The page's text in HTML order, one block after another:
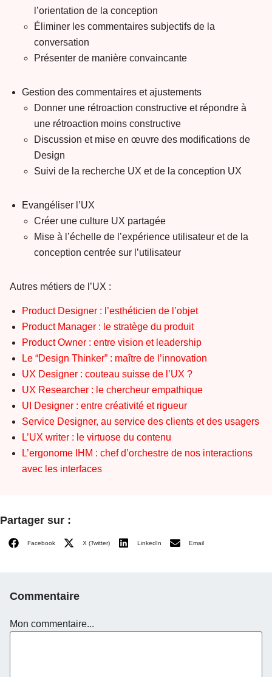
l’orientation de la conception
Éliminer les commentaires subjectifs de la
conversation
Présenter de manière convaincante
Gestion des commentaires et ajustements
Donner une rétroaction constructive et répondre à
une rétroaction moins constructive
Discussion et mise en œuvre des modifications de
Design
Suivi de la recherche UX et de la conception UX
Evangéliser l’UX
Créer une culture UX partagée
Mise à l’échelle de l’expérience utilisateur et de la
conception centrée sur l’utilisateur
Autres métiers de l’UX :
Product Designer : l’esthéticien de l’objet
Product Manager : le stratège du produit
Product Owner : entre vision et leadership
Le “Design Thinker” : maître de l’innovation
UX Designer : couteau suisse de l’UX ?
UX Researcher : le chercheur empathique
UI Designer : entre créativité et rigueur
Service Designer, au service des clients et des usagers
L’UX writer : le virtuose du contenu
L’ergonome IHM : chef d’orchestre de nos interactions
avec les interfaces
Partager sur :
Facebook X (Twitter) LinkedIn Email
Commentaire
Mon commentaire...